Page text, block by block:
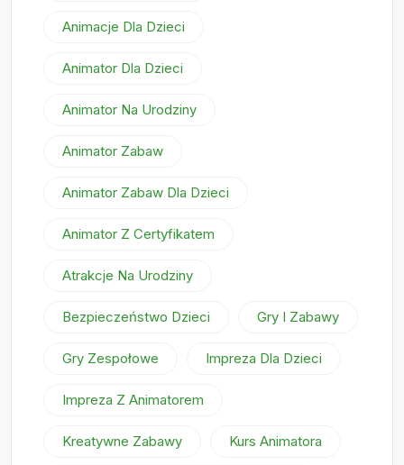
Animacje Dla Dzieci
Animator Dla Dzieci
Animator Na Urodziny
Animator Zabaw
Animator Zabaw Dla Dzieci
Animator Z Certyfikatem
Atrakcje Na Urodziny
Bezpieczeństwo Dzieci Gry I Zabawy
Gry Zespołowe Impreza Dla Dzieci
Impreza Z Animatorem
Kreatywne Zabawy Kurs Animatora